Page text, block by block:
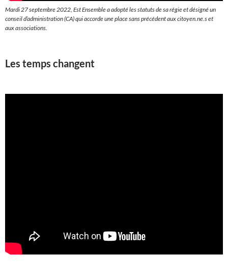
Mardi 27 septembre 2022, Est Ensemble a adopté les statuts de sa régie et désigné un
conseil d’administration (CA) qui accorde une place sans précédent aux citoyen.ne.s et
aux associations.
Les temps changent